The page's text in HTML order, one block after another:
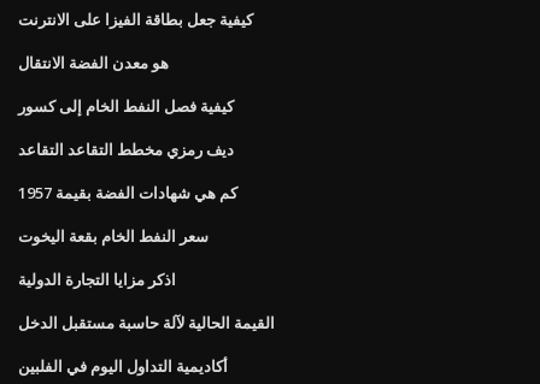
كيفية جعل بطاقة الفيزا على الانترنت
هو معدن الفضة الانتقال
كيفية فصل النفط الخام إلى كسور
ديف رمزي مخطط التقاعد التقاعد
كم هي شهادات الفضة بقيمة 1957
سعر النفط الخام بقعة اليخوت
اذكر مزايا التجارة الدولية
القيمة الحالية لآلة حاسبة مستقبل الدخل
أكاديمية التداول اليوم في الفلبين